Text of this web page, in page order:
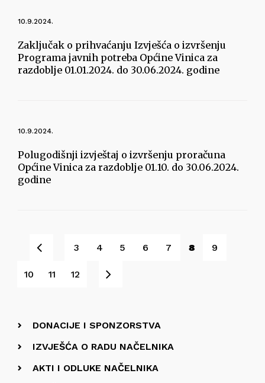
10.9.2024.
Zaključak o prihvaćanju Izvješća o izvršenju
Programa javnih potreba Općine Vinica za
razdoblje 01.01.2024. do 30.06.2024. godine
10.9.2024.
Polugodišnji izvještaj o izvršenju proračuna
Općine Vinica za razdoblje 01.10. do 30.06.2024.
godine
3 4 5 6 7 8 9
10 11 12
DONACIJE I SPONZORSTVA
IZVJEŠĆA O RADU NAČELNIKA
AKTI I ODLUKE NAČELNIKA